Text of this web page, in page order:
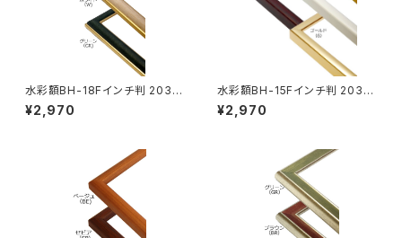
水彩額BH-18Fインチ判 203×
254ミリ
¥2,970
水彩額BH-15Fインチ判 203×
254ミリ
¥2,970